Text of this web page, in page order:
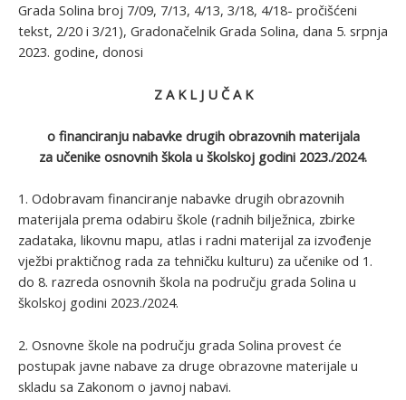
Grada Solina broj 7/09, 7/13, 4/13, 3/18, 4/18- pročišćeni
tekst, 2/20 i 3/21), Gradonačelnik Grada Solina, dana 5. srpnja
2023. godine, donosi
Z A K L J U Č A K
o financiranju nabavke drugih obrazovnih materijala
za učenike osnovnih škola u školskoj godini 2023./2024.
1. Odobravam financiranje nabavke drugih obrazovnih
materijala prema odabiru škole (radnih bilježnica, zbirke
zadataka, likovnu mapu, atlas i radni materijal za izvođenje
vježbi praktičnog rada za tehničku kulturu) za učenike od 1.
do 8. razreda osnovnih škola na području grada Solina u
školskoj godini 2023./2024.
2. Osnovne škole na području grada Solina provest će
postupak javne nabave za druge obrazovne materijale u
skladu sa Zakonom o javnoj nabavi.